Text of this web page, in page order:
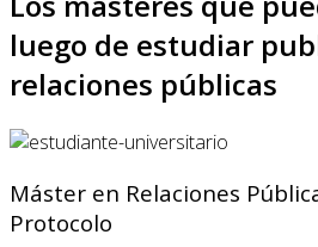
luego de estudiar
relaciones públicas
Máster en Relaciones
Protocolo